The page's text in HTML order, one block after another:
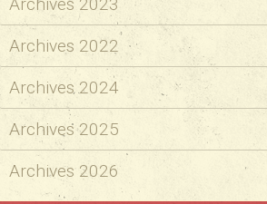
Archives 2022
Archives 2024
Archives 2025
Archives 2026